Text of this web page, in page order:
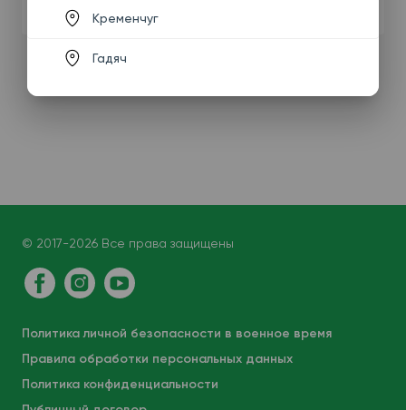
© 2017-2026 Все права защищены
Политика личной безопасности в военное время
Правила обработки персональных данных
Политика конфиденциальности
Кременчуг
Гадяч